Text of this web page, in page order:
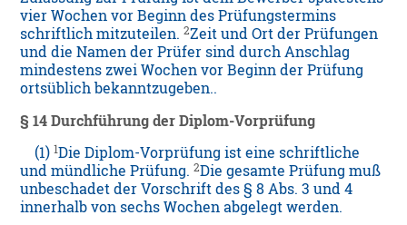
vier Wochen vor Beginn des Prüfungstermins
schriftlich mitzuteilen.2Zeit und Ort der Prüfungen
und die Namen der Prüfer sind durch Anschlag
mindestens zwei Wochen vor Beginn der Prüfung
ortsüblich bekanntzugeben..
§ 14 Durchführung der Diplom-Vorprüfung
(1)1Die Diplom-Vorprüfung ist eine schriftliche
und mündliche Prüfung.2Die gesamte Prüfung muß
unbeschadet der Vorschrift des § 8 Abs. 3 und 4
innerhalb von sechs Wochen abgelegt werden.